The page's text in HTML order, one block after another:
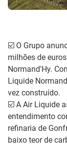
☑️ O Grupo
milhões de
Normand'Hy.
Liquide
vez construído.
☑️ A Air Liquide
entendimento
refinaria de
baixo teor de